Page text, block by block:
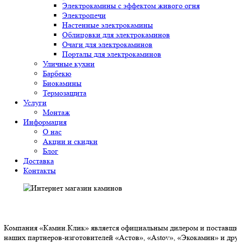
Электрокамины с эффектом живого огня
Электропечи
Настенные электрокамины
Облицовки для электрокаминов
Очаги для электрокаминов
Порталы для электрокаминов
Уличные кухни
Барбекю
Биокамины
Термозащита
Услуги
Монтаж
Информация
О нас
Акции и скидки
Блог
Доставка
Контакты
Компания «Камин.Клик» является официальным дилером и
наших партнеров-изготовителей «Астов», «Astov», «Экокамин» и